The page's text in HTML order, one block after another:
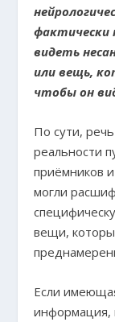
фактически
видеть
или вещь,
чтобы он
По сути,
реальности
приёмников
могли
вещи,
Если
информация,